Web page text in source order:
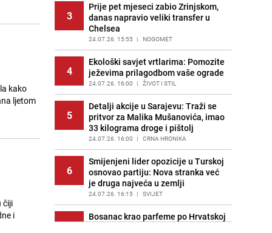
kako
ljetom
čiji
i
14
Meteorolog FHMZ-a najavio kišu i
pad temperatura: "Jedno od
najsvježijih ljeta posljednjih
godina"
PRIJE OKO 5H | BOSNA I HERCEGOVINA
15
Tuga potresla grad na Uni:
Preminula Lejla Muhić (39),
sugrađani u nevjerici
PRIJE 2 DANA | BOSNA I HERCEGOVINA
3
Prije pet mjeseci zabio Zrinjskom,
danas napravio veliki transfer u
Chelsea
24.07.26. 15:55 | NOGOMET
4
Ekološki savjet vrtlarima: Pomozite
ježevima prilagodbom vaše ograde
24.07.26. 16:00 | ŽIVOT I STIL
5
Detalji akcije u Sarajevu: Traži se
pritvor za Malika Mušanovića, imao
33 kilograma droge i pištolj
24.07.26. 16:00 | CRNA HRONIKA
6
Smijenjeni lider opozicije u Turskoj
osnovao partiju: Nova stranka već
je druga najveća u zemlji
24.07.26. 16:15 | SVIJET
7
Bosanac krao parfeme po Hrvatskoj